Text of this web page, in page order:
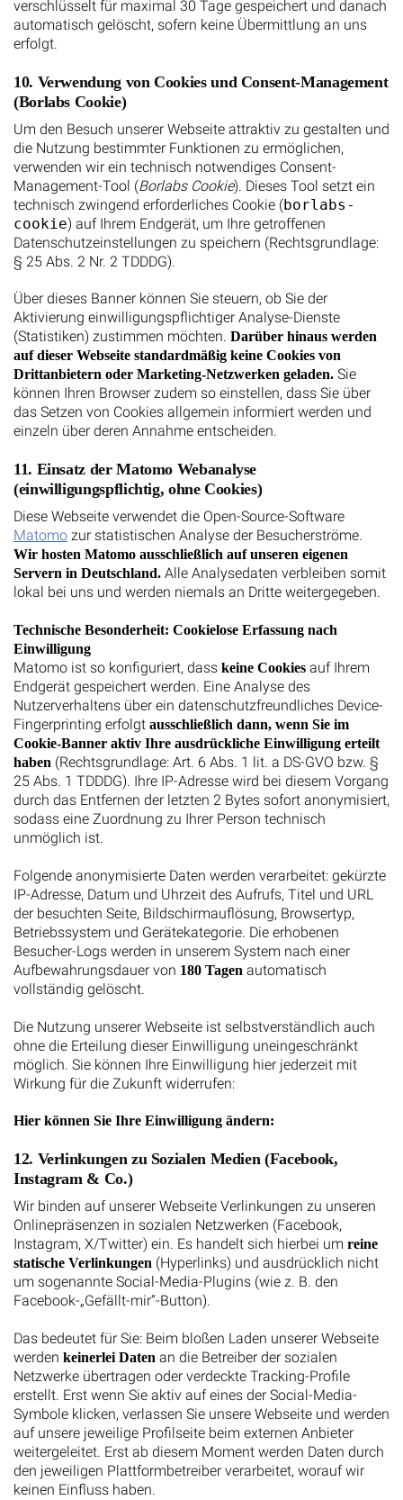
verschlüsselt für maximal 30 Tage gespeichert und danach
automatisch gelöscht, sofern keine Übermittlung an uns
erfolgt.
10. Verwendung von Cookies und Consent-Management
(Borlabs Cookie)
Um den Besuch unserer Webseite attraktiv zu gestalten und
die Nutzung bestimmter Funktionen zu ermöglichen,
verwenden wir ein technisch notwendiges Consent-
Management-Tool (Borlabs Cookie). Dieses Tool setzt ein
technisch zwingend erforderliches Cookie (borlabs-
cookie) auf Ihrem Endgerät, um Ihre getroffenen
Datenschutzeinstellungen zu speichern (Rechtsgrundlage:
§ 25 Abs. 2 Nr. 2 TDDDG).
Über dieses Banner können Sie steuern, ob Sie der
Aktivierung einwilligungspflichtiger Analyse-Dienste
(Statistiken) zustimmen möchten. Darüber hinaus werden
auf dieser Webseite standardmäßig keine Cookies von
Drittanbietern oder Marketing-Netzwerken geladen. Sie
können Ihren Browser zudem so einstellen, dass Sie über
das Setzen von Cookies allgemein informiert werden und
einzeln über deren Annahme entscheiden.
11. Einsatz der Matomo Webanalyse
(einwilligungspflichtig, ohne Cookies)
Diese Webseite verwendet die Open-Source-Software
Matomo zur statistischen Analyse der Besucherströme.
Wir hosten Matomo ausschließlich auf unseren eigenen
Servern in Deutschland. Alle Analysedaten verbleiben somit
lokal bei uns und werden niemals an Dritte weitergegeben.
Technische Besonderheit: Cookielose Erfassung nach
Einwilligung
Matomo ist so konfiguriert, dass keine Cookies auf Ihrem
Endgerät gespeichert werden. Eine Analyse des
Nutzerverhaltens über ein datenschutzfreundliches Device-
Fingerprinting erfolgt ausschließlich dann, wenn Sie im
Cookie-Banner aktiv Ihre ausdrückliche Einwilligung erteilt
haben (Rechtsgrundlage: Art. 6 Abs. 1 lit. a DS-GVO bzw. §
25 Abs. 1 TDDDG). Ihre IP-Adresse wird bei diesem Vorgang
durch das Entfernen der letzten 2 Bytes sofort anonymisiert,
sodass eine Zuordnung zu Ihrer Person technisch
unmöglich ist.
Folgende anonymisierte Daten werden verarbeitet: gekürzte
IP-Adresse, Datum und Uhrzeit des Aufrufs, Titel und URL
der besuchten Seite, Bildschirmauflösung, Browsertyp,
Betriebssystem und Gerätekategorie. Die erhobenen
Besucher-Logs werden in unserem System nach einer
Aufbewahrungsdauer von 180 Tagen automatisch
vollständig gelöscht.
Die Nutzung unserer Webseite ist selbstverständlich auch
ohne die Erteilung dieser Einwilligung uneingeschränkt
möglich. Sie können Ihre Einwilligung hier jederzeit mit
Wirkung für die Zukunft widerrufen:
Hier können Sie Ihre Einwilligung ändern:
12. Verlinkungen zu Sozialen Medien (Facebook,
Instagram & Co.)
Wir binden auf unserer Webseite Verlinkungen zu unseren
Onlinepräsenzen in sozialen Netzwerken (Facebook,
Instagram, X/Twitter) ein. Es handelt sich hierbei um reine
statische Verlinkungen (Hyperlinks) und ausdrücklich nicht
um sogenannte Social-Media-Plugins (wie z. B. den
Facebook-„Gefällt-mir“-Button).
Das bedeutet für Sie: Beim bloßen Laden unserer Webseite
werden keinerlei Daten an die Betreiber der sozialen
Netzwerke übertragen oder verdeckte Tracking-Profile
erstellt. Erst wenn Sie aktiv auf eines der Social-Media-
Symbole klicken, verlassen Sie unsere Webseite und werden
auf unsere jeweilige Profilseite beim externen Anbieter
weitergeleitet. Erst ab diesem Moment werden Daten durch
den jeweiligen Plattformbetreiber verarbeitet, worauf wir
keinen Einfluss haben.